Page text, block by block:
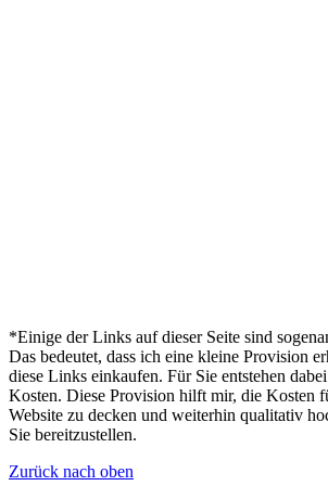
*Einige der Links auf dieser Seite sind
Das bedeutet, dass ich eine kleine Provision
diese Links einkaufen. Für Sie entstehen
Kosten. Diese Provision hilft mir, die Kosten
Website zu decken und weiterhin qualitativ
Sie bereitzustellen.
Zurück nach oben